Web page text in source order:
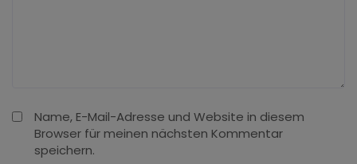
Name, E-Mail-Adresse und Website in diesem
Browser für meinen nächsten Kommentar
speichern.